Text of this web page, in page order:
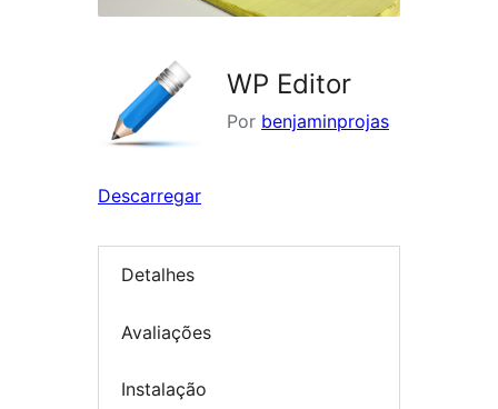
WP Editor
Por benjaminprojas
Descarregar
Detalhes
Avaliações
Instalação